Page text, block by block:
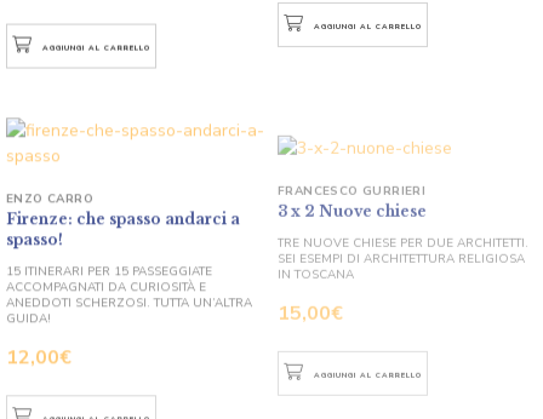
Firenze: che spasso andarci a
spasso!
12,00
ENZO CARRO
15 ITINERARI PER 15 PASSEGGIATE
ANEDDOTI SCHERZOSI. TUTTA UN’ALTRA
GUIDA!
15,00€
FRANCESCO GURRIERI
TRE NUOVE CHIESE PER DUE ARCHITETTI.
SEI ESEMPI DI ARCHITETTURA RELIGIOSA